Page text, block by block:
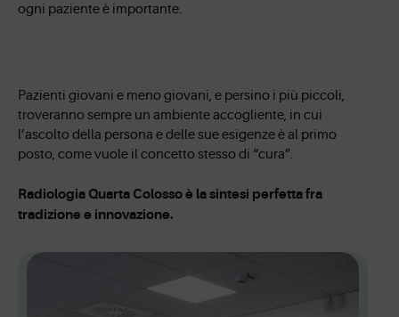
ogni paziente è importante.
Pazienti giovani e meno giovani, e persino i più piccoli,
troveranno sempre un ambiente accogliente, in cui
l’ascolto della persona e delle sue esigenze è al primo
posto, come vuole il concetto stesso di “cura”.
Radiologia Quarta Colosso è la sintesi perfetta fra
tradizione e innovazione.